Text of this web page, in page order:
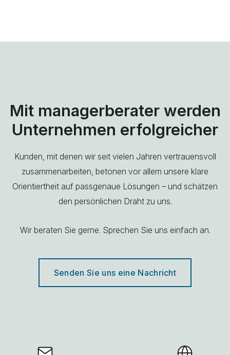
Mit managerberater werden
Unternehmen erfolgreicher
Kunden, mit denen wir seit vielen Jahren vertrauensvoll
zusammenarbeiten, betonen vor allem unsere klare
Orientiertheit auf passgenaue Lösungen – und schätzen
den persönlichen Draht zu uns.
Wir beraten Sie gerne. Sprechen Sie uns einfach an.
Senden Sie uns eine Nachricht